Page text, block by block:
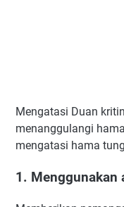
Mengatasi Duan
menanggulangi
mengatasi hama
1. Menggunakan